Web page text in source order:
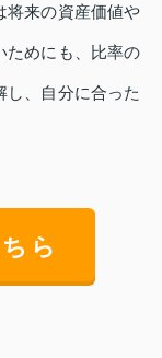
将来の資産価値や
ためにも、比率の
し、自分に合った
ら